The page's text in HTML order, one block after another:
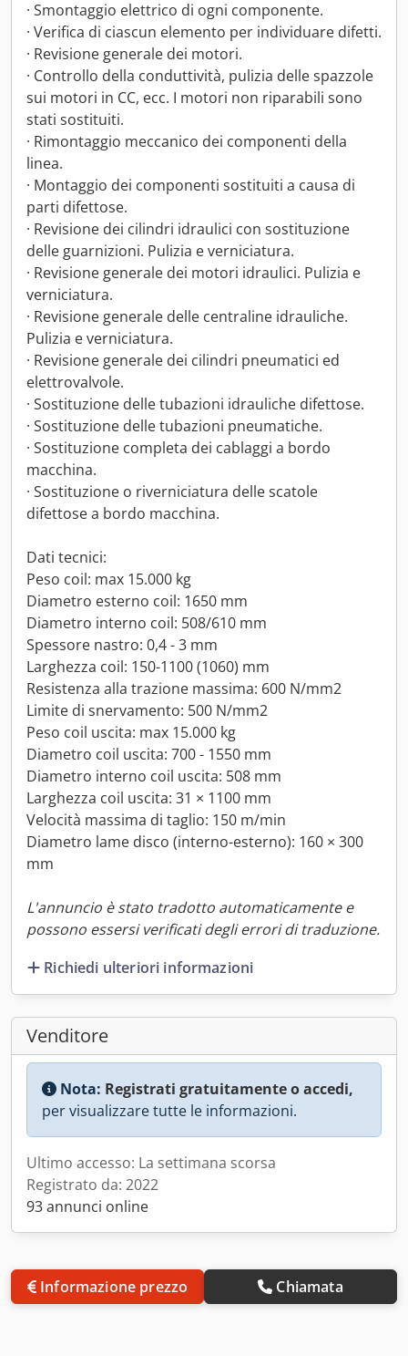
· Smontaggio elettrico di ogni componente.
· Verifica di ciascun elemento per individuare difetti.
· Revisione generale dei motori.
· Controllo della conduttività, pulizia delle spazzole
sui motori in CC, ecc. I motori non riparabili sono
stati sostituiti.
· Rimontaggio meccanico dei componenti della
linea.
· Montaggio dei componenti sostituiti a causa di
parti difettose.
· Revisione dei cilindri idraulici con sostituzione
delle guarnizioni. Pulizia e verniciatura.
· Revisione generale dei motori idraulici. Pulizia e
verniciatura.
· Revisione generale delle centraline idrauliche.
Pulizia e verniciatura.
· Revisione generale dei cilindri pneumatici ed
elettrovalvole.
· Sostituzione delle tubazioni idrauliche difettose.
· Sostituzione delle tubazioni pneumatiche.
· Sostituzione completa dei cablaggi a bordo
macchina.
· Sostituzione o riverniciatura delle scatole
difettose a bordo macchina.
Dati tecnici:
Peso coil: max 15.000 kg
Diametro esterno coil: 1650 mm
Diametro interno coil: 508/610 mm
Spessore nastro: 0,4 - 3 mm
Larghezza coil: 150-1100 (1060) mm
Resistenza alla trazione massima: 600 N/mm2
Limite di snervamento: 500 N/mm2
Peso coil uscita: max 15.000 kg
Diametro coil uscita: 700 - 1550 mm
Diametro interno coil uscita: 508 mm
Larghezza coil uscita: 31 × 1100 mm
Velocità massima di taglio: 150 m/min
Diametro lame disco (interno-esterno): 160 × 300
mm
L'annuncio è stato tradotto automaticamente e
possono essersi verificati degli errori di traduzione.
Richiedi ulteriori informazioni
Venditore
Nota: Registrati gratuitamente o accedi,
per visualizzare tutte le informazioni.
Ultimo accesso: La settimana scorsa
Registrato da: 2022
93 annunci online
Informazione prezzo Chiamata